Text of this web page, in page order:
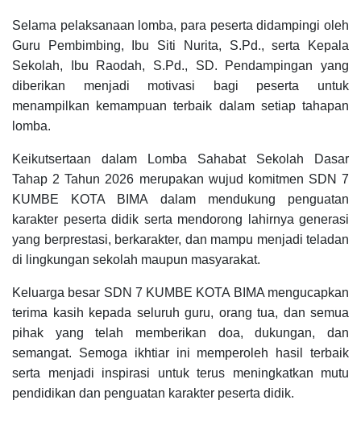
Selama pelaksanaan lomba, para peserta didampingi oleh
Guru Pembimbing, Ibu Siti Nurita, S.Pd., serta Kepala
Sekolah, Ibu Raodah, S.Pd., SD. Pendampingan yang
diberikan menjadi motivasi bagi peserta untuk
menampilkan kemampuan terbaik dalam setiap tahapan
lomba.
Keikutsertaan dalam Lomba Sahabat Sekolah Dasar
Tahap 2 Tahun 2026 merupakan wujud komitmen SDN 7
KUMBE KOTA BIMA dalam mendukung penguatan
karakter peserta didik serta mendorong lahirnya generasi
yang berprestasi, berkarakter, dan mampu menjadi teladan
di lingkungan sekolah maupun masyarakat.
Keluarga besar SDN 7 KUMBE KOTA BIMA mengucapkan
terima kasih kepada seluruh guru, orang tua, dan semua
pihak yang telah memberikan doa, dukungan, dan
semangat. Semoga ikhtiar ini memperoleh hasil terbaik
serta menjadi inspirasi untuk terus meningkatkan mutu
pendidikan dan penguatan karakter peserta didik.